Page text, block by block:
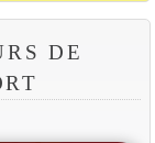
DE